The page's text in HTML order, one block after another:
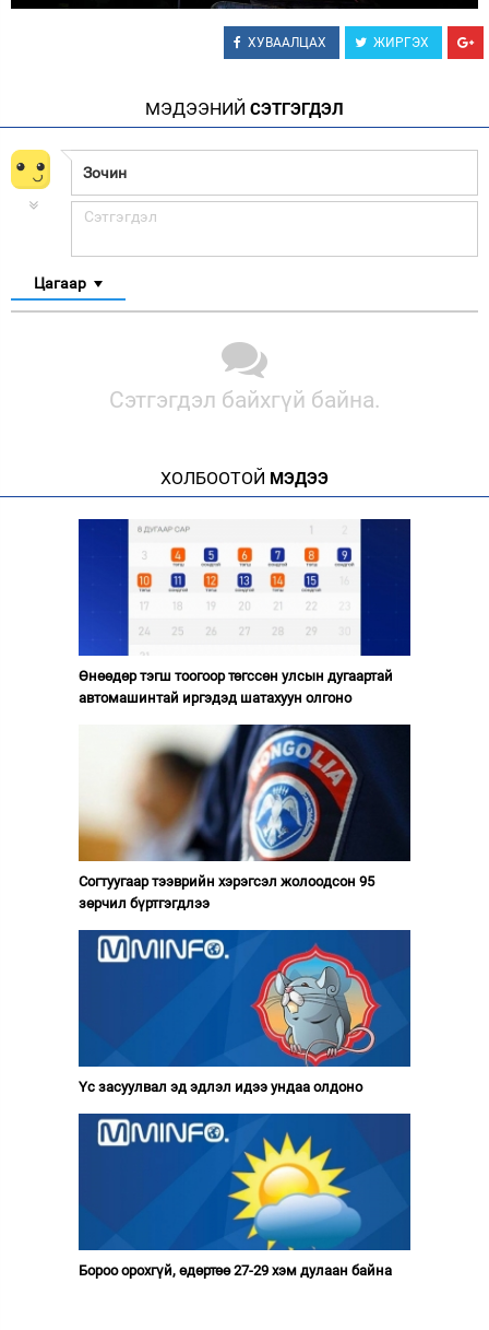
ХУВААЛЦАХ ЖИРГЭХ
МЭДЭЭНИЙ СЭТГЭГДЭЛ
Цагаар
Сэтгэгдэл байхгүй байна.
ХОЛБООТОЙ МЭДЭЭ
Өнөөдөр тэгш тоогоор төгссөн улсын дугаартай
автомашинтай иргэдэд шатахуун олгоно
Согтуугаар тээврийн хэрэгсэл жолоодсон 95
зөрчил бүртгэгдлээ
Үс засуулвал эд эдлэл идээ ундаа олдоно
Бороо орохгүй, өдөртөө 27-29 хэм дулаан байна